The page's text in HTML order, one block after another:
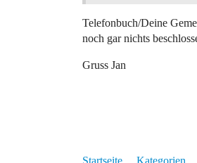
Telefonbuch/Deine
noch gar nichts
Gruss Jan
Startseite Kategorien